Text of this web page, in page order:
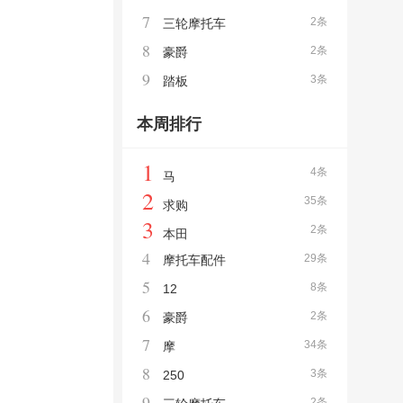
2条
7 三轮摩托车
2条
8 豪爵
3条
9 踏板
本周排行
4条
1 马
35条
2 求购
2条
3 本田
29条
4 摩托车配件
8条
5 12
2条
6 豪爵
34条
7 摩
3条
8 250